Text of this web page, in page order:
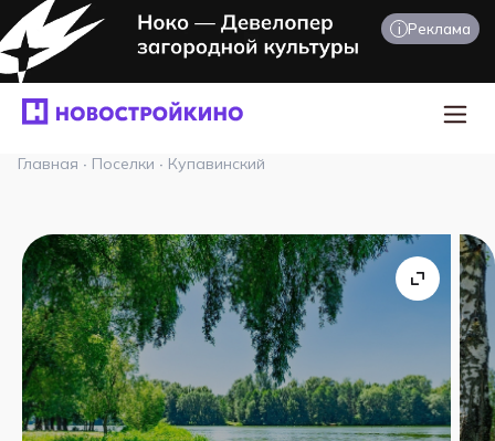
i Реклама
Главная · Поселки · Купавинский